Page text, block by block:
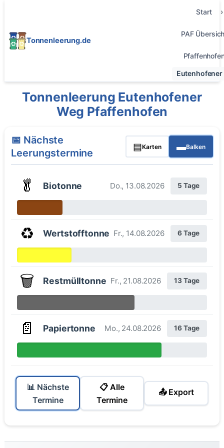
Tonnenleerung.de
Start
PAF
Eutenhofener
Tonnenleerung Eutenhofener
Weg Pfaffenhofen
📅 Nächste
Leerungstermine
▤Karten ▬Balken
🥬 Biotonne Do., 13.08.2026 5 Tage
♻️ Wertstofftonne Fr., 14.08.2026 6 Tage
🗑️ Restmülltonne Fr., 21.08.2026 13 Tage
📄 Papiertonne Mo., 24.08.2026 16 Tage
📊 Nächste
Termine
📋 Alle
Termine
📤 Export